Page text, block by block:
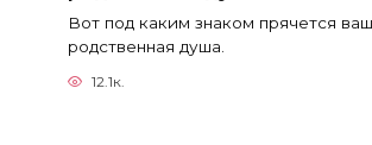
Вот под каким знаком прячется
родственная душа.
12.1к.